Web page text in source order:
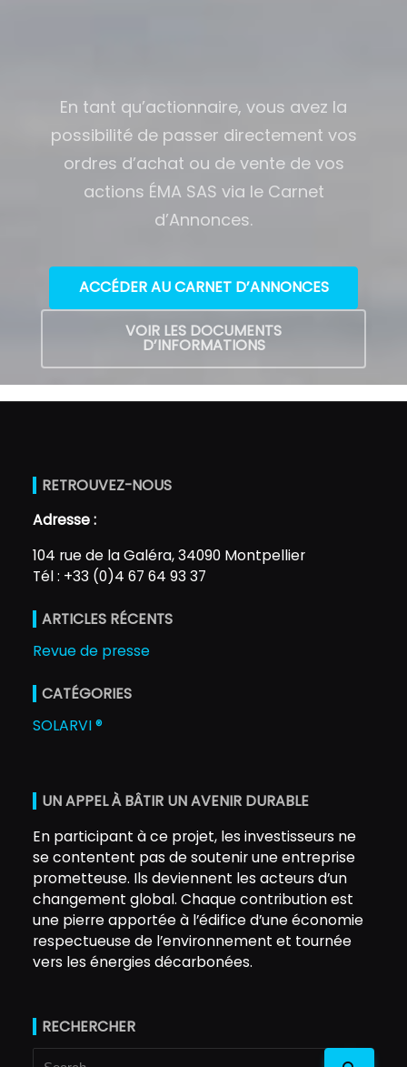
En tant qu’actionnaire, vous avez la
possibilité de passer directement vos
ordres d’achat ou de vente de vos
actions ÉMA SAS via le Carnet
d’Annonces.
ACCÉDER AU CARNET D’ANNONCES
VOIR LES DOCUMENTS
D’INFORMATIONS
RETROUVEZ-NOUS
Adresse :
104 rue de la Galéra, 34090 Montpellier
Tél : +33 (0)4 67 64 93 37
ARTICLES RÉCENTS
Revue de presse
CATÉGORIES
SOLARVI ®
UN APPEL À BÂTIR UN AVENIR DURABLE
En participant à ce projet, les investisseurs ne
se contentent pas de soutenir une entreprise
prometteuse. Ils deviennent les acteurs d’un
changement global. Chaque contribution est
une pierre apportée à l’édifice d’une économie
respectueuse de l’environnement et tournée
vers les énergies décarbonées.
RECHERCHER
Search